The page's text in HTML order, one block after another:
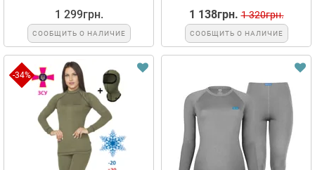
1 299грн.
СООБЩИТЬ О НАЛИЧИЕ
1 138грн. 1 320грн.
СООБЩИТЬ О НАЛИЧИЕ
-34%